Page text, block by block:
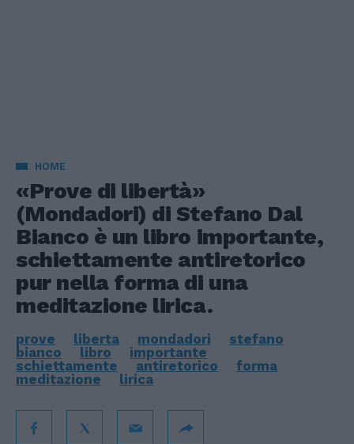
HOME
«Prove di libertà»
(Mondadori) di Stefano Dal
Bianco è un libro importante,
schiettamente antiretorico
pur nella forma di una
meditazione lirica.
prove liberta mondadori
stefano
bianco
libro
importante
schiettamente
antiretorico
forma
meditazione
lirica